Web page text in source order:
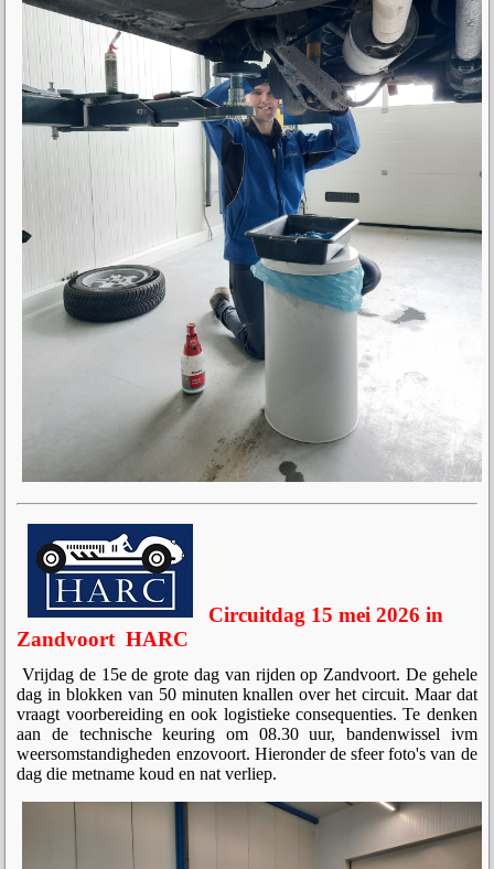
Circuitdag 15 mei 2026 in
Zandvoort HARC
Vrijdag de 15e de grote dag van rijden op Zandvoort. De gehele
dag in blokken van 50 minuten knallen over het circuit. Maar dat
vraagt voorbereiding en ook logistieke consequenties. Te denken
aan de technische keuring om 08.30 uur, bandenwissel ivm
weersomstandigheden enzovoort. Hieronder de sfeer foto's van de
dag die metname koud en nat verliep.